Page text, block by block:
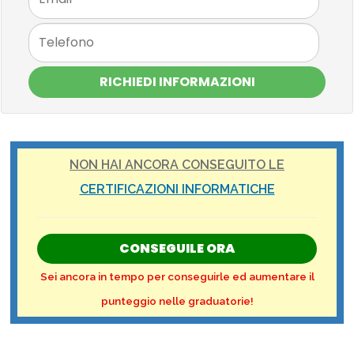
RICHIEDI INFORMAZIONI
NON HAI ANCORA CONSEGUITO LE
CERTIFICAZIONI INFORMATICHE
CONSEGUILE ORA
Sei ancora in tempo per conseguirle ed aumentare il
punteggio nelle graduatorie!